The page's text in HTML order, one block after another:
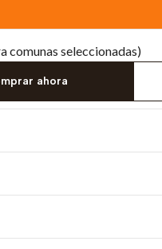
&
comunas seleccionadas)
ahora